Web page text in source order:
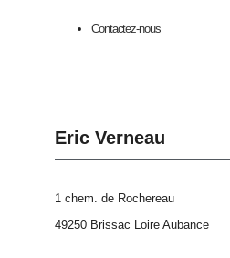
Contactez-nous
Eric Verneau
1 chem. de Rochereau
49250 Brissac Loire Aubance